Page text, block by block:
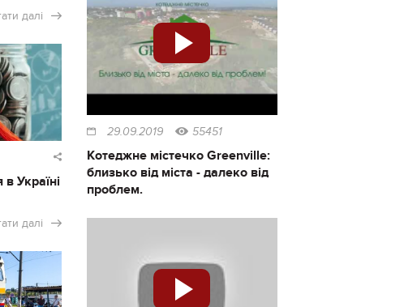
далі
в Україні
далі
29.09.2019 55451
Котеджне містечко Greenville:
близько від міста - далеко від
проблем.